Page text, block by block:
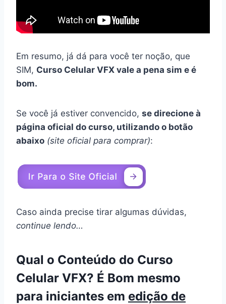
Em resumo, já dá para você ter noção, que
SIM, Curso Celular VFX vale a pena sim e é
bom.
Se você já estiver convencido, se direcione à
página oficial do curso, utilizando o botão
abaixo (site oficial para comprar):
Caso ainda precise tirar algumas dúvidas,
continue lendo…
Qual o Conteúdo do Curso
Celular VFX? É Bom mesmo
para iniciantes em edição de